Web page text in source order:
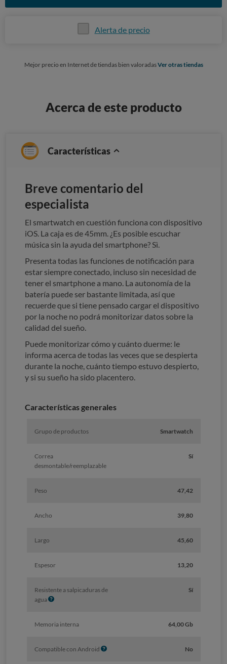
Alerta de precio
Mejor precio en Internet de tiendas bien valoradasVer otras tiendas
Acerca de este producto
Características
Breve comentario del
especialista
El smartwatch en cuestión funciona con dispositivo
iOS. La caja es de 45mm. ¿Es posible escuchar
música sin la ayuda del smartphone? Sì.
Presenta todas las funciones de notificación para
estar siempre conectado, incluso sin necesidad de
tener el smartphone a mano. La autonomía de la
batería puede ser bastante limitada, así que
recuerde que si tiene pensado cargar el dispositivo
por la noche no podrá monitorizar datos sobre la
calidad del sueño.
Puede monitorizar cómo y cuánto duerme: le
informa acerca de todas las veces que se despierta
durante la noche, cuánto tiempo estuvo despierto,
y si su sueño ha sido placentero.
Características generales
Grupo de productos Smartwatch
Correa
desmontable/reemplazable
Sí
Peso 47,42
Ancho 39,80
Largo 45,60
Espesor 13,20
Resistente a salpicaduras de
agua I
o
Sí
Memoria interna 64,00 Gb
Compatible con Android I
No